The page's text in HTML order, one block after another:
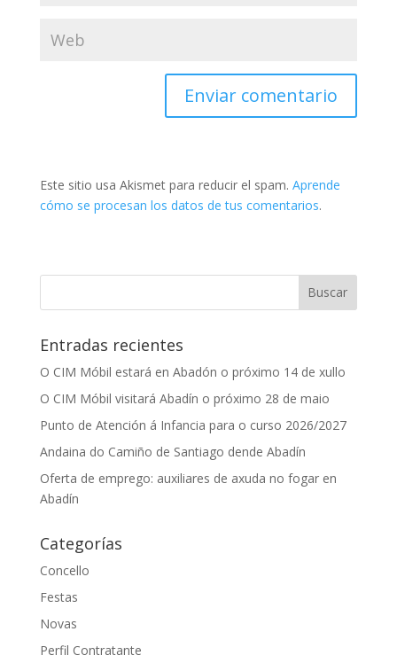
Este sitio usa Akismet para reducir el spam. Aprende
cómo se procesan los datos de tus comentarios.
Entradas recientes
O CIM Móbil estará en Abadón o próximo 14 de xullo
O CIM Móbil visitará Abadín o próximo 28 de maio
Punto de Atención á Infancia para o curso 2026/2027
Andaina do Camiño de Santiago dende Abadín
Oferta de emprego: auxiliares de axuda no fogar en
Abadín
Categorías
Concello
Festas
Novas
Perfil Contratante